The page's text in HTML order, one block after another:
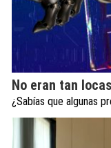
No eran tan locas
¿Sabías que algunas